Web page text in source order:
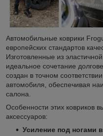
Автомобильные коврики
европейских стандартов
Изготовленные из
идеальное сочетание
создан в точном
автомобиля, обеспечивая
салона.
Особенности этих ковриков
аксессуаров:
Усиление под ногами